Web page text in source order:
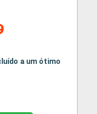
a um ótimo